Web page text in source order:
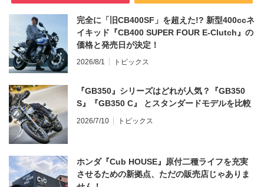
完全に「旧CB400SF」を超えた!? 新型400ccネ
イキッド『CB400 SUPER FOUR E-Clutch』の
価格と発売日が決定！
2026/8/1 トピックス
『GB350』シリーズはどれが人気？『GB350
S』『GB350 C』 とスタンダードモデルを比較
2026/7/10 トピックス
ホンダ『Cub HOUSE』原付二種ライフを充実
させるための新拠点、ただの販売店じゃありま